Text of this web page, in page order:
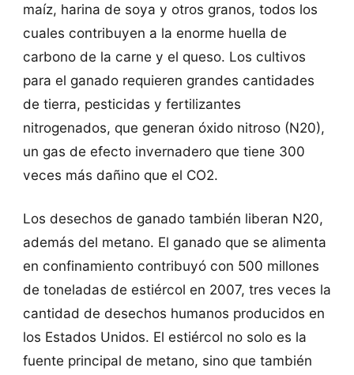
maíz, harina de soya y otros granos, todos los
cuales contribuyen a la enorme huella de
carbono de la carne y el queso. Los cultivos
para el ganado requieren grandes cantidades
de tierra, pesticidas y fertilizantes
nitrogenados, que generan óxido nitroso (N20),
un gas de efecto invernadero que tiene 300
veces más dañino que el CO2.
Los desechos de ganado también liberan N20,
además del metano. El ganado que se alimenta
en confinamiento contribuyó con 500 millones
de toneladas de estiércol en 2007, tres veces la
cantidad de desechos humanos producidos en
los Estados Unidos. El estiércol no solo es la
fuente principal de metano, sino que también